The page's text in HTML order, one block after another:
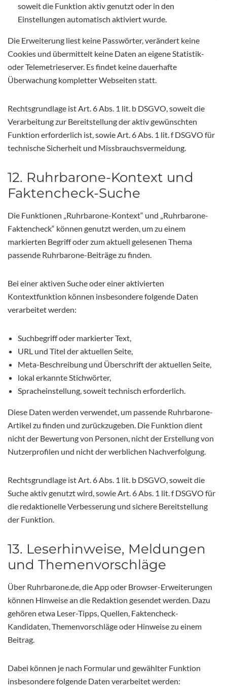
soweit die Funktion aktiv genutzt oder in den
Einstellungen automatisch aktiviert wurde.
Die Erweiterung liest keine Passwörter, verändert keine
Cookies und übermittelt keine Daten an eigene Statistik-
oder Telemetrieserver. Es findet keine dauerhafte
Überwachung kompletter Webseiten statt.
Rechtsgrundlage ist Art. 6 Abs. 1 lit. b DSGVO, soweit die
Verarbeitung zur Bereitstellung der aktiv gewünschten
Funktion erforderlich ist, sowie Art. 6 Abs. 1 lit. f DSGVO für
technische Sicherheit und Missbrauchsvermeidung.
12. Ruhrbarone-Kontext und
Faktencheck-Suche
Die Funktionen „Ruhrbarone-Kontext“ und „Ruhrbarone-
Faktencheck“ können genutzt werden, um zu einem
markierten Begriff oder zum aktuell gelesenen Thema
passende Ruhrbarone-Beiträge zu finden.
Bei einer aktiven Suche oder einer aktivierten
Kontextfunktion können insbesondere folgende Daten
verarbeitet werden:
Suchbegriff oder markierter Text,
URL und Titel der aktuellen Seite,
Meta-Beschreibung und Überschrift der aktuellen Seite,
lokal erkannte Stichwörter,
Spracheinstellung, soweit technisch erforderlich.
Diese Daten werden verwendet, um passende Ruhrbarone-
Artikel zu finden und zurückzugeben. Die Funktion dient
nicht der Bewertung von Personen, nicht der Erstellung von
Nutzerprofilen und nicht der werblichen Nachverfolgung.
Rechtsgrundlage ist Art. 6 Abs. 1 lit. b DSGVO, soweit die
Suche aktiv genutzt wird, sowie Art. 6 Abs. 1 lit. f DSGVO für
die redaktionelle Verbesserung und sichere Bereitstellung
der Funktion.
13. Leserhinweise, Meldungen
und Themenvorschläge
Über Ruhrbarone.de, die App oder Browser-Erweiterungen
können Hinweise an die Redaktion gesendet werden. Dazu
gehören etwa Leser-Tipps, Quellen, Faktencheck-
Kandidaten, Themenvorschläge oder Hinweise zu einem
Beitrag.
Dabei können je nach Formular und gewählter Funktion
insbesondere folgende Daten verarbeitet werden: